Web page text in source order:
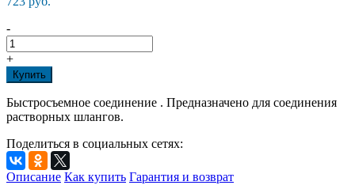
-
+
Купить
Быстросъемное соединение . Предназначено для соединения
растворных шлангов.
Поделиться в социальных сетях:
Описание Как купить Гарантия и возврат